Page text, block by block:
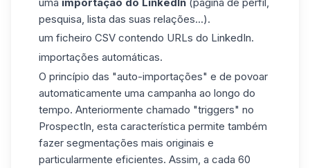
pesquisa, lista das suas relações...).
um ficheiro CSV contendo URLs do LinkedIn.
importações automáticas.
O princípio das "auto-importações" e de povoar
automaticamente uma campanha ao longo do
tempo. Anteriormente chamado "triggers" no
ProspectIn, esta característica permite também
fazer segmentações mais originais e
particularmente eficientes. Assim, a cada 60